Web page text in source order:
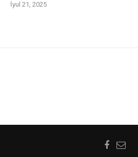
İyul 21, 2025